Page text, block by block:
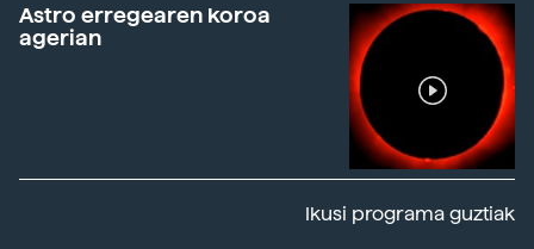
Astro erregearen koroa
agerian
Ikusi programa guztiak